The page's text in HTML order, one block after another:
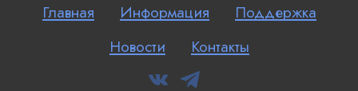
Главная Информация
Поддержка
Новости
Контакты